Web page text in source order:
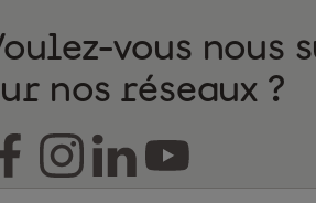
vous nous
nos réseaux ?